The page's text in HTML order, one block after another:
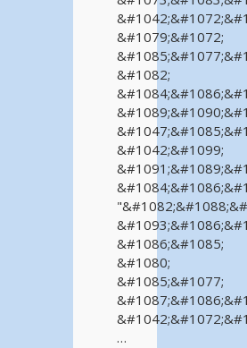
&#1079;&#1072;
&#1082;
&#1042;&#1099;
&#1086;&#1085;
&#1080;
&#1085;&#1077;
…